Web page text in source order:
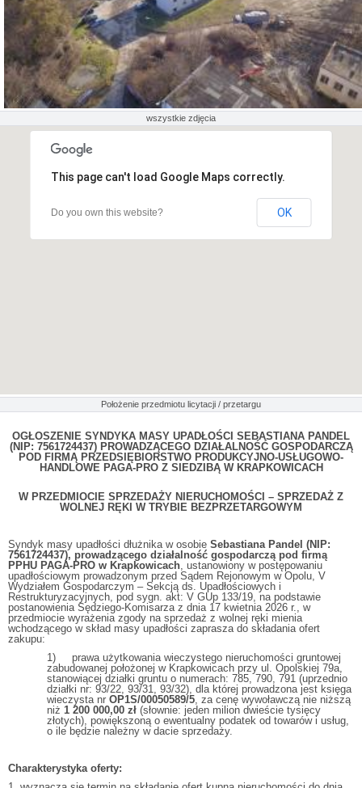
wszystkie zdjęcia
This page can't load Google Maps correctly.
Do you own this website? OK
Położenie przedmiotu licytacji / przetargu
OGŁOSZENIE SYNDYKA MASY UPADŁOŚCI SEBASTIANA PANDEL
(NIP: 7561724437) PROWADZĄCEGO DZIAŁALNOŚĆ GOSPODARCZĄ
POD FIRMĄ PRZEDSIĘBIORSTWO PRODUKCYJNO-USŁUGOWO-
HANDLOWE PAGA-PRO Z SIEDZIBĄ W KRAPKOWICACH
W PRZEDMIOCIE SPRZEDAŻY NIERUCHOMOŚCI – SPRZEDAŻ Z
WOLNEJ RĘKI W TRYBIE BEZPRZETARGOWYM
Syndyk masy upadłości dłużnika w osobie Sebastiana Pandel (NIP:
7561724437), prowadzącego działalność gospodarczą pod firmą
PPHU PAGA-PRO w Krapkowicach , ustanowiony w postępowaniu
upadłościowym prowadzonym przed Sądem Rejonowym w Opolu, V
Wydziałem Gospodarczym – Sekcją ds. Upadłościowych i
Restrukturyzacyjnych, pod sygn. akt: V GUp 133/19, na podstawie
postanowienia Sędziego-Komisarza z dnia 17 kwietnia 2026 r., w
przedmiocie wyrażenia zgody na sprzedaż z wolnej ręki mienia
wchodzącego w skład masy upadłości zaprasza do składania ofert
zakupu:
1) prawa użytkowania wieczystego nieruchomości gruntowej
zabudowanej położonej w Krapkowicach przy ul. Opolskiej 79a,
stanowiącej działki gruntu o numerach: 785, 790, 791 (uprzednio
działki nr: 93/22, 93/31, 93/32), dla której prowadzona jest księga
wieczysta nr OP1S/00050589/5 , za cenę wywoławczą nie niższą
niż 1 200 000,00 zł (słownie: jeden milion dwieście tysięcy
złotych), powiększoną o ewentualny podatek od towarów i usług,
o ile będzie należny w dacie sprzedaży.
Charakterystyka oferty: